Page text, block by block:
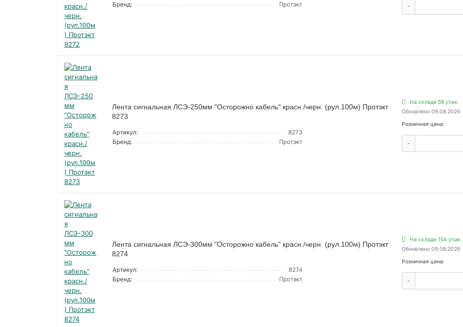
Бренд:
Протэкт -
Лента сигнальная ЛСЭ-250мм "Осторожно кабель" красн./черн. (рул.100м) Протэкт
8273
Артикул:
8273
Бренд:
Протэкт
На складе 58 упак.
Обновлено 09.08.2026
Розничная цена:
-
Лента сигнальная ЛСЭ-300мм "Осторожно кабель" красн./черн. (рул.100м) Протэкт
8274
Артикул:
8274
Бренд:
Протэкт
На складе 154 упак.
Обновлено 09.08.2026
Розничная цена:
-